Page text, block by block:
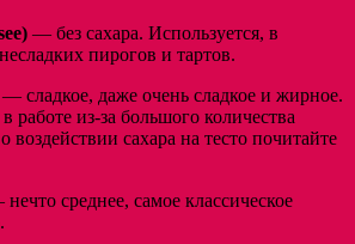
— без сахара. Используется, в
пирогов и тартов.
— сладкое, даже очень сладкое и жирное.
работе из-за большого количества
воздействии сахара на тесто почитайте
среднее, самое классическое